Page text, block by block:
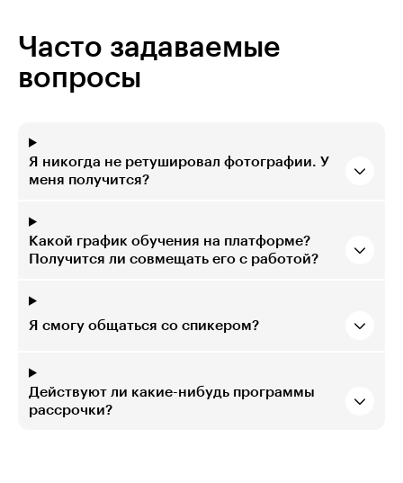
Часто задаваемые
вопросы
Я никогда не ретушировал фотографии. У
меня получится?
Какой график обучения на платформе?
Получится ли совмещать его с работой?
Я смогу общаться со спикером?
Действуют ли какие-нибудь программы
рассрочки?